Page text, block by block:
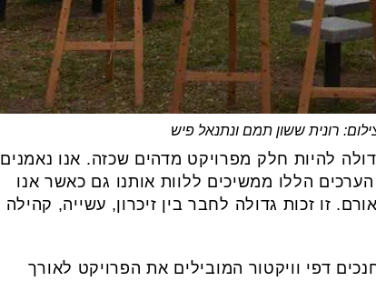
להיות חלק מפרויקט מדהים שכזה. אנו נאמנים
הללו ממשיכים ללוות אותנו גם כאשר אנו
זו זכות גדולה לחבר בין זיכרון, עשייה, קהילה
דפי וויקטור המובילים את הפרויקט לאורך